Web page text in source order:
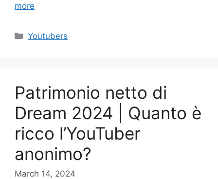
more
Categories
Youtubers
Patrimonio netto di
Dream 2024 | Quanto è
ricco l’YouTuber
anonimo?
March 14, 2024